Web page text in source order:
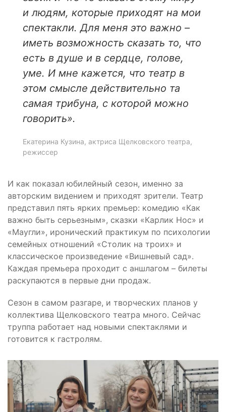
и людям, которые приходят на мои
спектакли. Для меня это важно –
иметь возможность сказать то, что
есть в душе и в сердце, голове,
уме. И мне кажется, что театр в
этом смысле действительно та
самая трибуна, с которой можно
говорить».
Екатерина Кузина, актриса Щелковского театра,
режиссер
И как показал юбилейный сезон, именно за
авторским видением и приходят зрители. Театр
представил пять ярких премьер: комедию «Как
важно быть серьезным», сказки «Карлик Нос» и
«Маугли», иронический практикум по психологии
семейных отношений «Столик на троих» и
классическое произведение «Вишневый сад».
Каждая премьера проходит с аншлагом – билеты
раскупаются в первые дни продаж.
Сезон в самом разгаре, и творческих планов у
коллектива Щелковского театра много. Сейчас
труппа работает над новыми спектаклями и
готовится к гастролям.